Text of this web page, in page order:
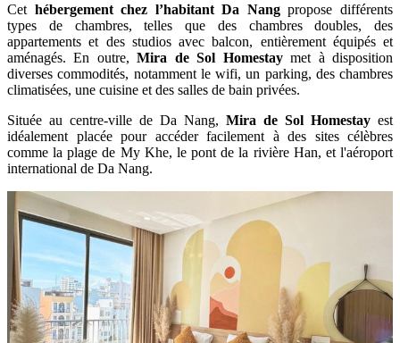
Cet hébergement chez l’habitant Da Nangpropose différents
types de chambres, telles que des chambres doubles, des
appartements et des studios avec balcon, entièrement équipés et
aménagés. En outre,Mira de Sol Homestaymet à disposition
diverses commodités, notamment le wifi, un parking, des chambres
climatisées, une cuisine et des salles de bain privées.
Située au centre-ville de Da Nang, Mira de Sol Homestay est
idéalement placée pour accéder facilement à des sites célèbres
comme la plage de My Khe, le pont de la rivière Han, et l'aéroport
international de Da Nang.